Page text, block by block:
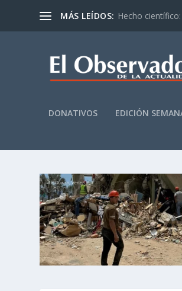
MÁS LEÍDOS: Hecho
DONATIVOS EDICIÓN